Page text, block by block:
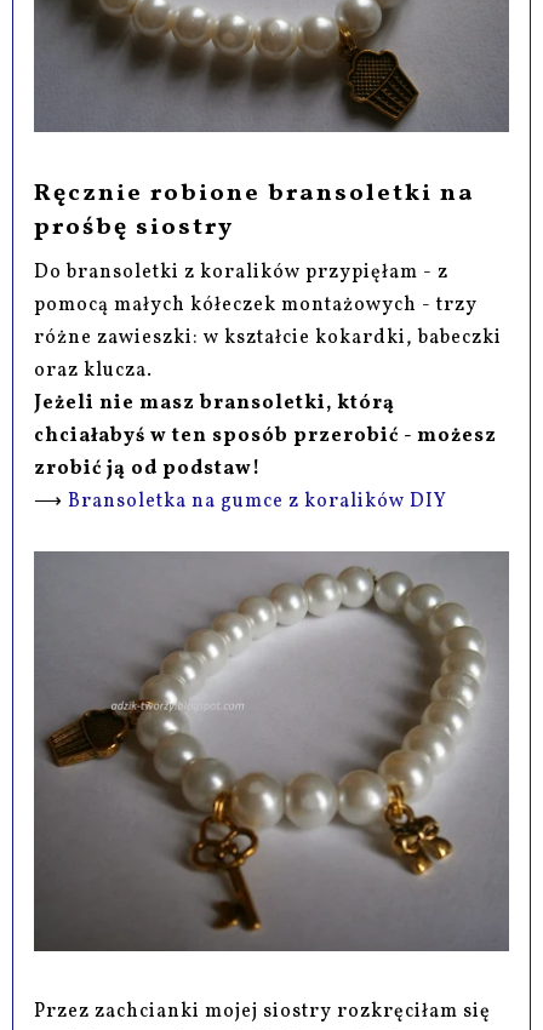
Ręcznie robione bransoletki na
prośbę siostry
Do bransoletki z koralików przypięłam - z
pomocą małych kółeczek montażowych - trzy
różne zawieszki: w kształcie kokardki, babeczki
oraz klucza.
Jeżeli nie masz bransoletki, którą
chciałabyś w ten sposób przerobić - możesz
zrobić ją od podstaw!
⟶Bransoletka na gumce z koralików DIY
Przez zachcianki mojej siostry rozkręciłam się